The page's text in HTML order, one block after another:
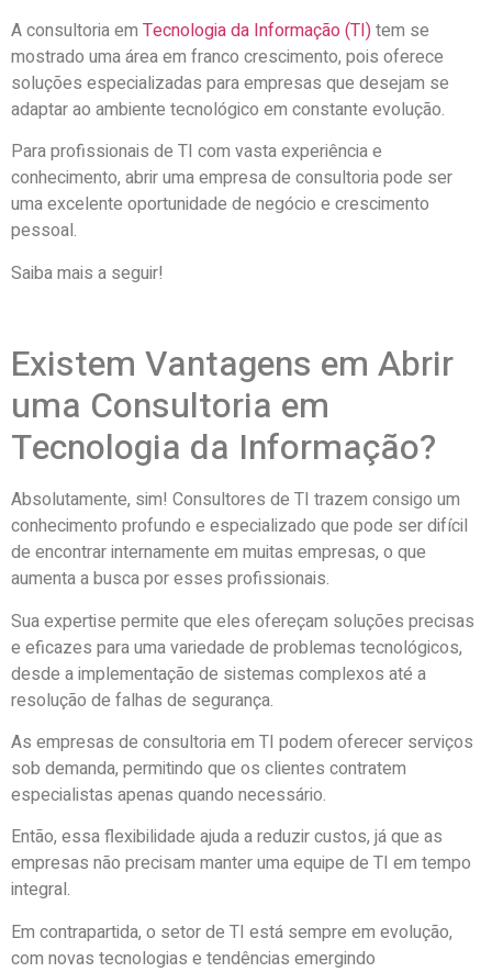
A consultoria em Tecnologia da Informação (TI)tem se
mostrado uma área em franco crescimento, pois oferece
soluções especializadas para empresas que desejam se
adaptar ao ambiente tecnológico em constante evolução.
Para profissionais de TI com vasta experiência e
conhecimento, abrir uma empresa de consultoria pode ser
uma excelente oportunidade de negócio e crescimento
pessoal.
Saiba mais a seguir!
Existem Vantagens em Abrir
uma Consultoria em
Tecnologia da Informação?
Absolutamente, sim! Consultores de TI trazem consigo um
conhecimento profundo e especializado que pode ser difícil
de encontrar internamente em muitas empresas, o que
aumenta a busca por esses profissionais.
Sua expertise permite que eles ofereçam soluções precisas
e eficazes para uma variedade de problemas tecnológicos,
desde a implementação de sistemas complexos até a
resolução de falhas de segurança.
As empresas de consultoria em TI podem oferecer serviços
sob demanda, permitindo que os clientes contratem
especialistas apenas quando necessário.
Então, essa flexibilidade ajuda a reduzir custos, já que as
empresas não precisam manter uma equipe de TI em tempo
integral.
Em contrapartida, o setor de TI está sempre em evolução,
com novas tecnologias e tendências emergindo